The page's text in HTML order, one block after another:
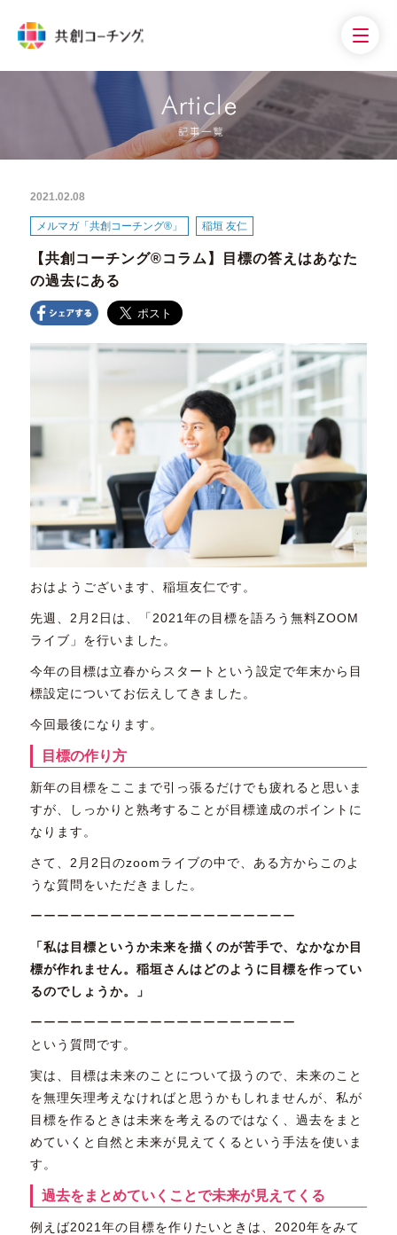
2021.02.08
メルマガ「共創コーチング®」 稲垣 友仁
【共創コーチング®︎コラム】目標の答えはあなた
の過去にある
おはようございます、稲垣友仁です。
先週、2月2日は、「2021年の目標を語ろう無料ZOOM
ライブ」を行いました。
今年の目標は立春からスタートという設定で年末から目
標設定についてお伝えしてきました。
今回最後になります。
目標の作り方
新年の目標をここまで引っ張るだけでも疲れると思いま
すが、しっかりと熟考することが目標達成のポイントに
なります。
さて、2月2日のzoomライブの中で、ある方からこのよ
うな質問をいただきました。
ーーーーーーーーーーーーーーーーーーーー
「私は目標というか未来を描くのが苦手で、なかなか目
標が作れません。稲垣さんはどのように目標を作ってい
るのでしょうか。」
ーーーーーーーーーーーーーーーーーーーー
という質問です。
実は、目標は未来のことについて扱うので、未来のこと
を無理矢理考えなければと思うかもしれませんが、私が
目標を作るときは未来を考えるのではなく、過去をまと
めていくと自然と未来が見えてくるという手法を使いま
す。
過去をまとめていくことで未来が見えてくる
例えば2021年の目標を作りたいときは、2020年をみて